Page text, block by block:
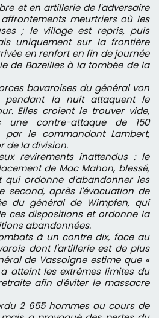
et en artillerie de l'adversaire
meurtriers où les
; le village est repris, puis
uniquement sur la frontière
en renfort en fin de journée
de Bazeilles à la tombée de la
bavaroises du général von
pendant la nuit attaquent le
Elles croient le trouver vide,
une contre-attaque de 150
par le commandant Lambert,
de la division.
revirements inattendus : le
de Mac Mahon, blessé,
qui ordonne d'abandonner les
second, après l'évacuation de
du général de Wimpfen, qui
ces dispositions et ordonne la
abandonnées.
à un contre dix, face au
dont l'artillerie est de plus
de Vassoigne estime que «
atteint les extrêmes limites du
afin d'éviter le massacre
2 655 hommes au cours de